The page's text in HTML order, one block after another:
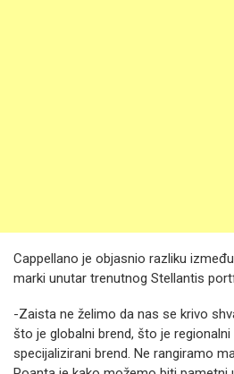
Cappellano je objasnio razliku
marki unutar trenutnog Stellantis
-Zaista ne želimo da nas se krivo
što je globalni brend, što je
specijalizirani brend. Ne rangiramo